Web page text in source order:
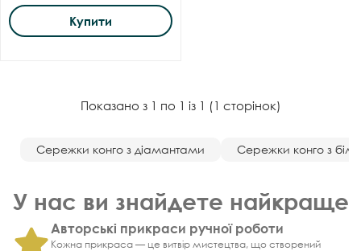
Купити
Показано з 1 по 1 із 1 (1 сторінок)
Сережки конго з діамантами Сережки конго з
У нас ви знайдете найкраще
Авторські прикраси ручної роботи
Кожна прикраса — це витвір мистецтва, що створений